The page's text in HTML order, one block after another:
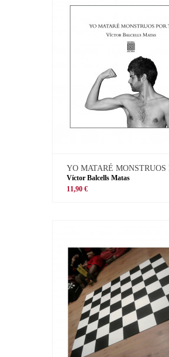
YO MATARÉ MONSTRUOS
Víctor Balcells Matas
11,90 €